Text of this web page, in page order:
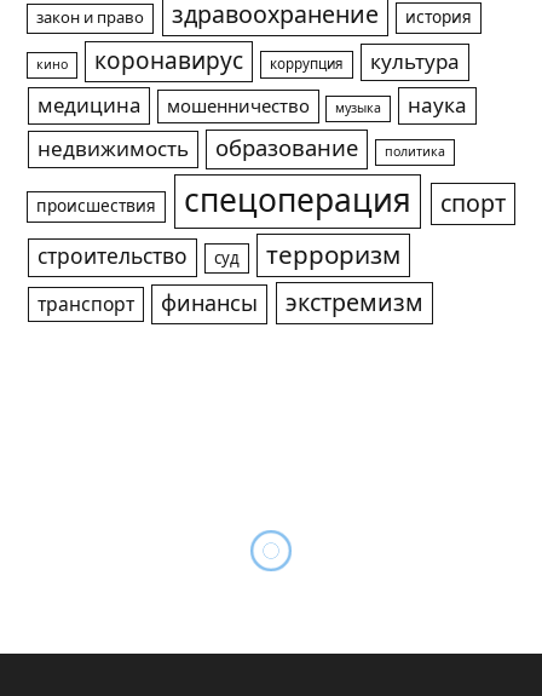
закон и право здравоохранение история
кино коронавирус коррупция
культура
медицина
мошенничество музыка
наука
недвижимость
образование политика
происшествия спецоперация спорт
строительство суд терроризм
транспорт финансы экстремизм